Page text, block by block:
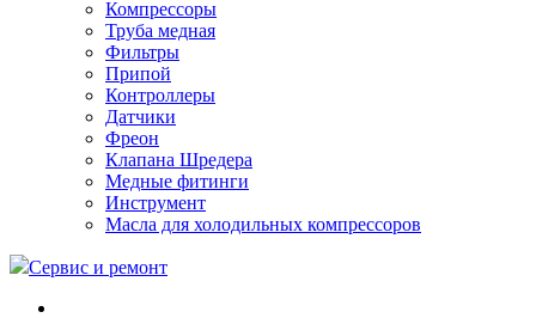
Компрессоры
Труба медная
Фильтры
Припой
Контроллеры
Датчики
Фреон
Клапана Шредера
Медные фитинги
Инструмент
Масла для холодильных компрессоров
Сервис и ремонт